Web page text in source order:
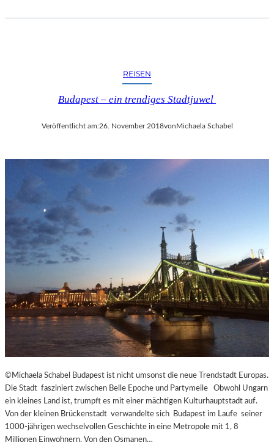
REISEN
Budapest – ein trendiges Stadtjuwel
Veröffentlicht am:26. November 2018vonMichaela Schabel
©Michaela Schabel Budapest ist nicht umsonst die neue Trendstadt Europas.
Die Stadt fasziniert zwischen Belle Epoche und Partymeile Obwohl Ungarn
ein kleines Land ist, trumpft es mit einer mächtigen Kulturhauptstadt auf.
Von der kleinen Brückenstadt verwandelte sich Budapest im Laufe seiner
1000-jährigen wechselvollen Geschichte in eine Metropole mit 1, 8
Millionen Einwohnern. Von den Osmanen…